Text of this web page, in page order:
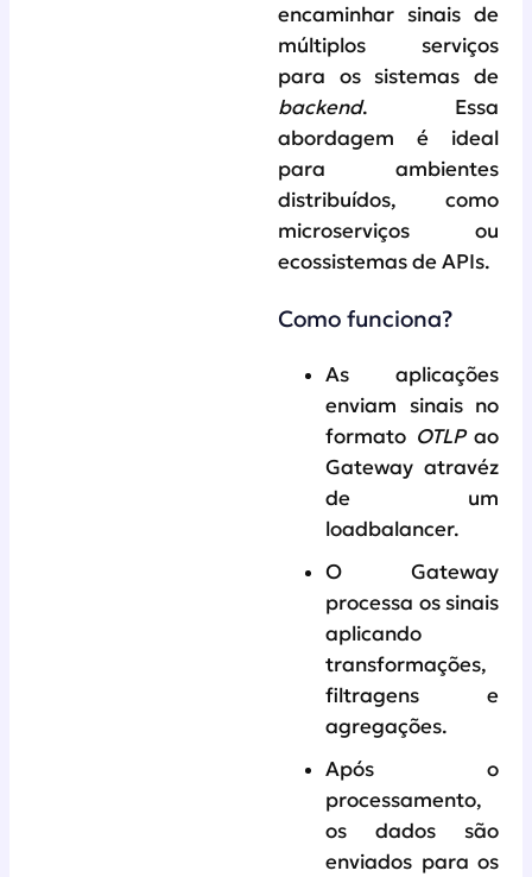
encaminhar sinais de
múltiplos serviços
para os sistemas de
backend. Essa
abordagem é ideal
para ambientes
distribuídos, como
microserviços ou
ecossistemas de APIs.
Como funciona?
As aplicações
enviam sinais no
formato OTLPao
Gateway atravéz
de um
loadbalancer.
O Gateway
processa os sinais
aplicando
transformações,
filtragens e
agregações.
Após o
processamento,
os dados são
enviados para os